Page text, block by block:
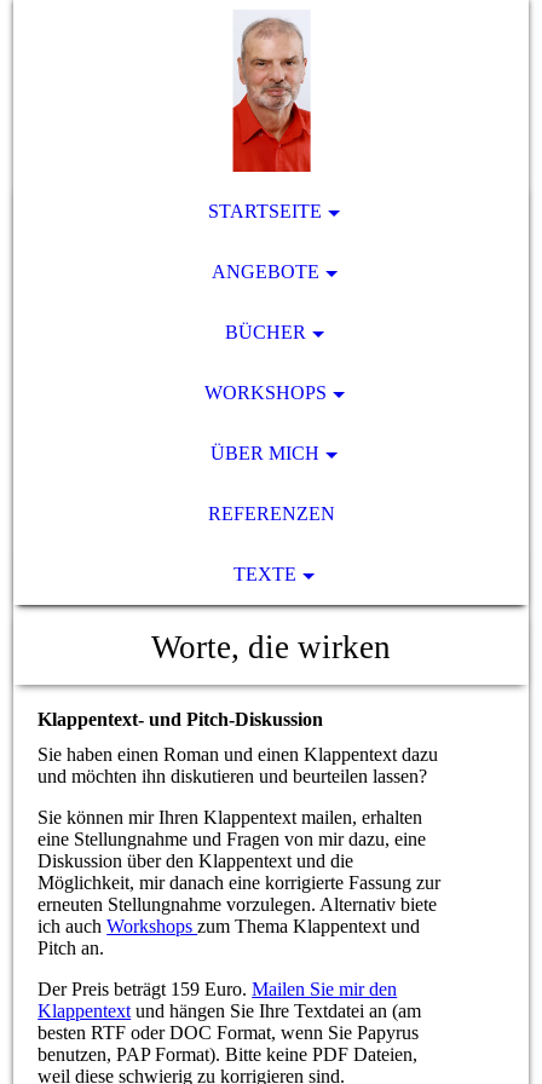
STARTSEITE
ANGEBOTE
BÜCHER
WORKSHOPS
ÜBER MICH
REFERENZEN
TEXTE
Worte, die wirken
Klappentext- und Pitch-Diskussion
Sie haben einen Roman und einen Klappentext dazu
und möchten ihn diskutieren und beurteilen lassen?
Sie können mir Ihren Klappentext mailen, erhalten
eine Stellungnahme und Fragen von mir dazu, eine
Diskussion über den Klappentext und die
Möglichkeit, mir danach eine korrigierte Fassung zur
erneuten Stellungnahme vorzulegen. Alternativ biete
ich auchWorkshopszum Thema Klappentext und
Pitch an.
Der Preis beträgt 159 Euro.Mailen Sie mir den
Klappentext und hängen Sie Ihre Textdatei an (am
besten RTF oder DOC Format, wenn Sie Papyrus
benutzen, PAP Format). Bitte keine PDF Dateien,
weil diese schwierig zu korrigieren sind.